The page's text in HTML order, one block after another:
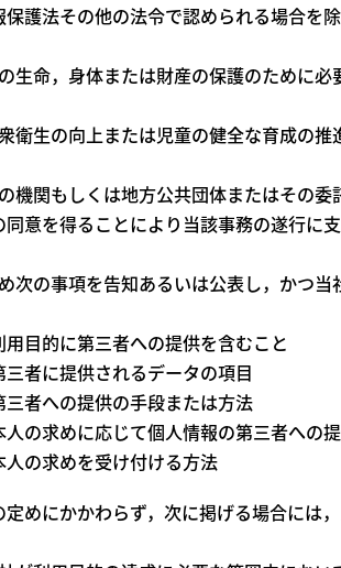
保護法その他の法令で認められる場合を除
生命，身体または財産の保護のために
衛生の向上または児童の健全な育成の
機関もしくは地方公共団体またはその委
同意を得ることにより当該事務の遂行に
次の事項を告知あるいは公表し，かつ
目的に第三者への提供を含むこと
者に提供されるデータの項目
者への提供の手段または方法
の求めに応じて個人情報の第三者への
の求めを受け付ける方法
定めにかかわらず，次に掲げる場合には